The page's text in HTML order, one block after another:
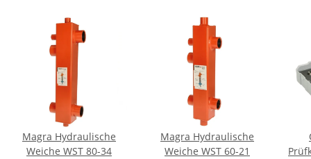
Magra Hydraulische
Weiche WST 80-34
Magra Hydraulische
Weiche WST 60-21